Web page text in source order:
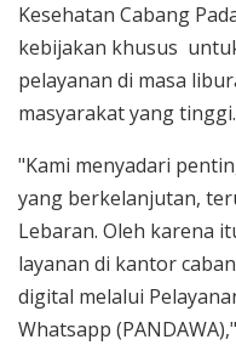
Kesehatan Cabang
kebijakan khusus
pelayanan di masa
masyarakat yang tinggi.
"Kami menyadari
yang berkelanjutan,
Lebaran. Oleh karena
layanan di kantor
digital melalui
Whatsapp